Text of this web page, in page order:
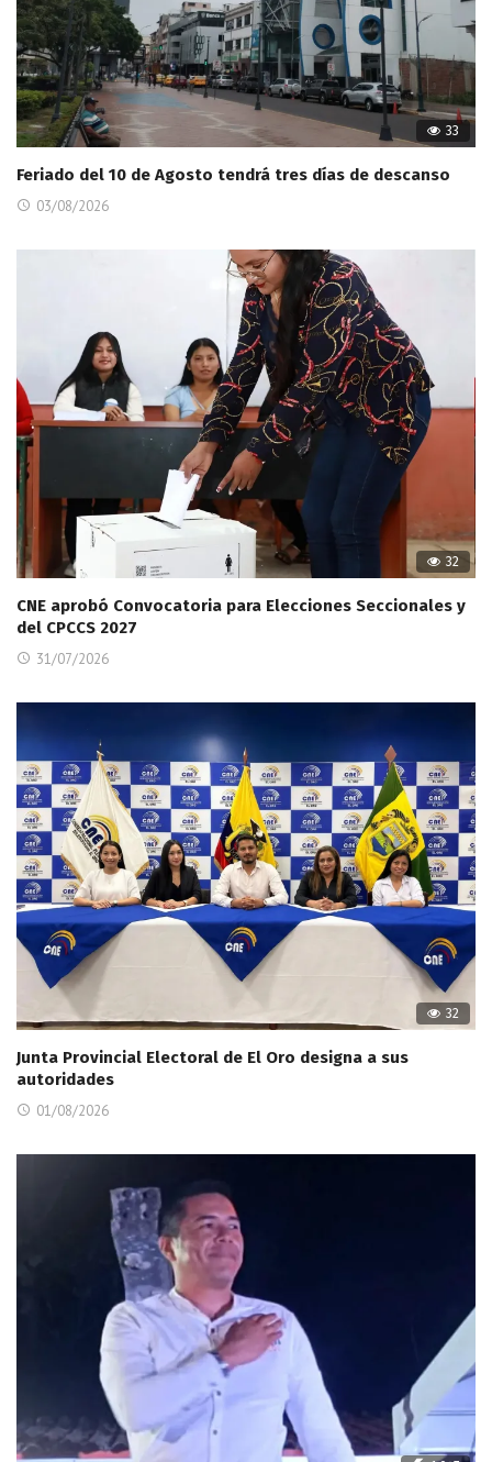
33
Feriado del 10 de Agosto tendrá tres días de descanso
03/08/2026
32
CNE aprobó Convocatoria para Elecciones Seccionales y
del CPCCS 2027
31/07/2026
32
Junta Provincial Electoral de El Oro designa a sus
autoridades
01/08/2026